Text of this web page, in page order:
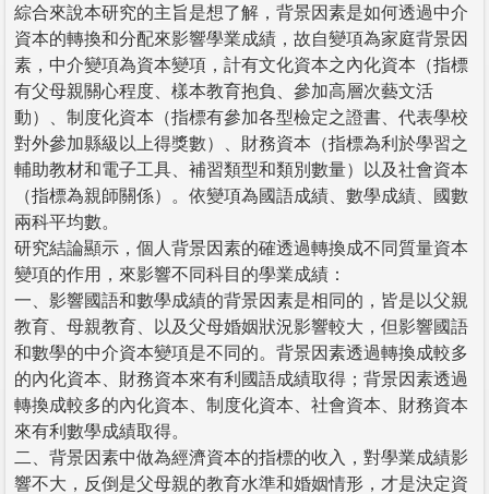
綜合來說本研究的主旨是想了解，背景因素是如何透過中介
資本的轉換和分配來影響學業成績，故自變項為家庭背景因
素，中介變項為資本變項，計有文化資本之內化資本（指標
有父母親關心程度、樣本教育抱負、參加高層次藝文活
動）、制度化資本（指標有參加各型檢定之證書、代表學校
對外參加縣級以上得獎數）、財務資本（指標為利於學習之
輔助教材和電子工具、補習類型和類別數量）以及社會資本
（指標為親師關係）。依變項為國語成績、數學成績、國數
兩科平均數。
研究結論顯示，個人背景因素的確透過轉換成不同質量資本
變項的作用，來影響不同科目的學業成績：
一、影響國語和數學成績的背景因素是相同的，皆是以父親
教育、母親教育、以及父母婚姻狀況影響較大，但影響國語
和數學的中介資本變項是不同的。背景因素透過轉換成較多
的內化資本、財務資本來有利國語成績取得；背景因素透過
轉換成較多的內化資本、制度化資本、社會資本、財務資本
來有利數學成績取得。
二、背景因素中做為經濟資本的指標的收入，對學業成績影
響不大，反倒是父母親的教育水準和婚姻情形，才是決定資